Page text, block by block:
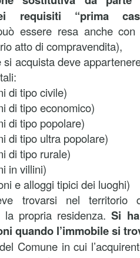
requisiti “prima
essere resa anche
atto di compravendita),
si acquista deve
di tipo civile)
di tipo economico)
di tipo popolare)
di tipo ultra popolare)
di tipo rurale)
in villini)
e alloggi tipici dei luoghi)
trovarsi nel
la propria residenza. Si
quando l’immobile si
Comune in cui